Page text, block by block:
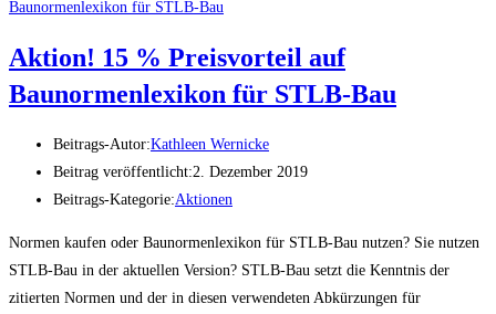
Aktion! 15 % Preisvorteil auf
Baunormenlexikon für STLB-Bau
Beitrags-Autor:Kathleen Wernicke
Beitrag veröffentlicht:2. Dezember 2019
Beitrags-Kategorie:Aktionen
Normen kaufen oder Baunormenlexikon für STLB-Bau nutzen? Sie nutzen
STLB-Bau in der aktuellen Version? STLB-Bau setzt die Kenntnis der
zitierten Normen und der in diesen verwendeten Abkürzungen für